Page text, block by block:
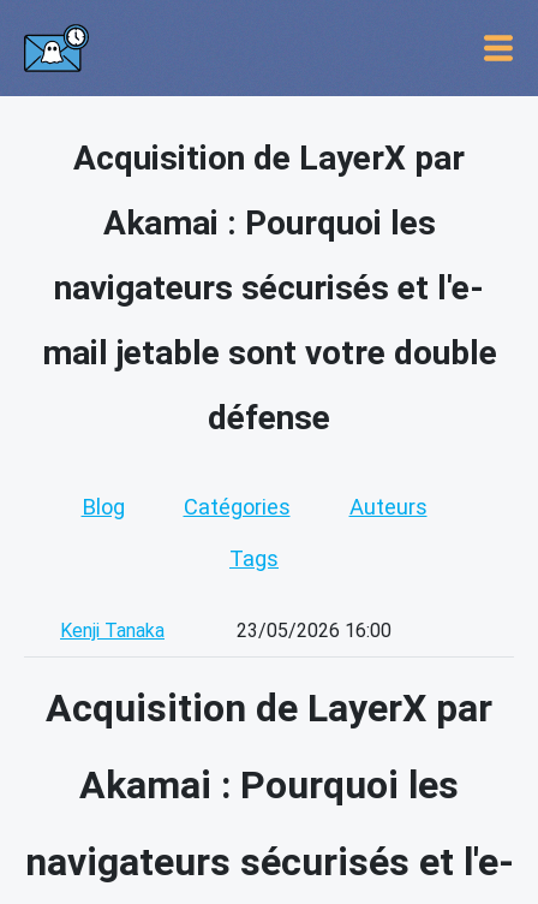
Acquisition de LayerX par
Akamai : Pourquoi les
navigateurs sécurisés et l'e-
mail jetable sont votre double
défense
Blog Catégories Auteurs
Tags
Kenji Tanaka 23/05/2026 16:00
Acquisition de LayerX par
Akamai : Pourquoi les
navigateurs sécurisés et l'e-